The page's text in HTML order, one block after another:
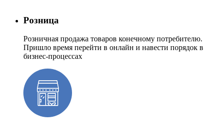
Розница
Розничная продажа товаров конечному потребителю.
Пришло время перейти в онлайн и навести порядок в
бизнес-процессах